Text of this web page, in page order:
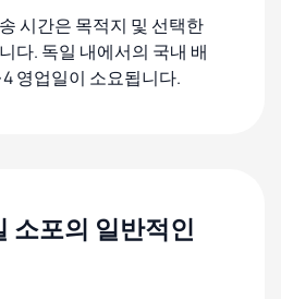
시간은 목적지 및 선택한
다. 독일 내에서의 국내 배
영업일이 소요됩니다.
소포의 일반적인